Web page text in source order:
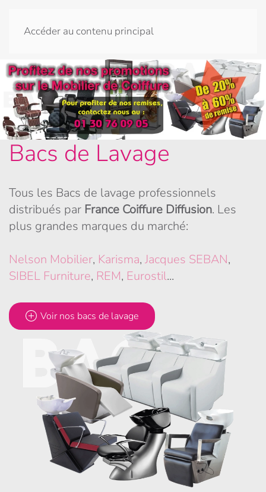
Accéder au contenu principal
Bacs de Lavage
Tous les Bacs de lavage professionnels
distribués par France Coiffure Diffusion. Les
plus grandes marques du marché:
Nelson Mobilier, Karisma, Jacques SEBAN,
SIBEL Furniture, REM, Eurostil...
Voir nos bacs de lavage